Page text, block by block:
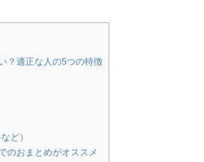
？適正な人の5つの特徴
ど）
のおまとめがオススメ